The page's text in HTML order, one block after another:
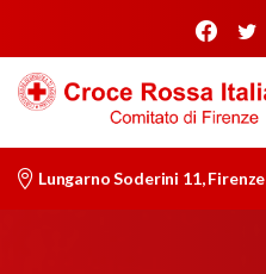
Lungarno Soderini 11, Firenze